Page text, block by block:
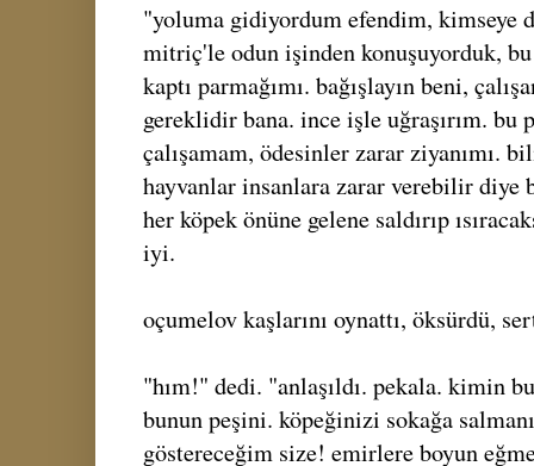
"yoluma gidiyordum efendim, kimseye
mitriç'le odun işinden konuşuyorduk,
kaptı parmağımı. bağışlayın beni,
gereklidir bana. ince işle uğraşırım.
çalışamam, ödesinler zarar ziyanımı.
hayvanlar insanlara zarar verebilir diye
her köpek önüne gelene saldırıp
iyi.
oçumelov kaşlarını oynattı, öksürdü,
"hım!" dedi. "anlaşıldı. pekala. kimin
bunun peşini. köpeğinizi sokağa
göstereceğim size! emirlere boyun